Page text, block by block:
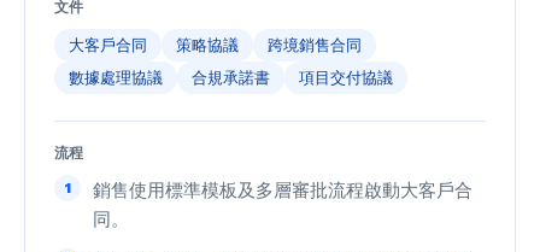
文件
大客戶合同 策略協議
跨境銷售合同
數據處理協議
合規承諾書 項目交付協議
流程
1
銷售使用標準模板及多層審批流程啟動大客戶合
同。